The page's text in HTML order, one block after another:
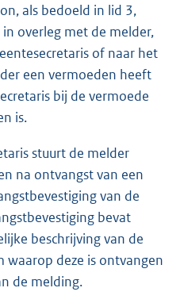
als bedoeld in lid 3,
overleg met de melder,
of naar het
een vermoeden heeft
bij de vermoede
is.
stuurt de melder
na ontvangst van een
van de
bevat
beschrijving van de
waarop deze is ontvangen
de melding.